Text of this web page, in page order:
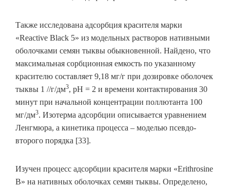
Также исследована адсорбция красителя марки
«Reactive Black 5» из модельных растворов нативными
оболочками семян тыквы обыкновенной. Найдено, что
максимальная сорбционная емкость по указанному
красителю составляет 9,18 мг/г при дозировке оболочек
тыквы 1 //г/дм3, рН = 2 и времени контактирования 30
минут при начальной концентрации поллютанта 100
мг/дм3. Изотерма адсорбции описывается уравнением
Ленгмюра, а кинетика процесса – моделью псевдо-
второго порядка [33].
Изучен процесс адсорбции красителя марки «Erithrosine
B» на нативных оболочках семян тыквы. Определено,